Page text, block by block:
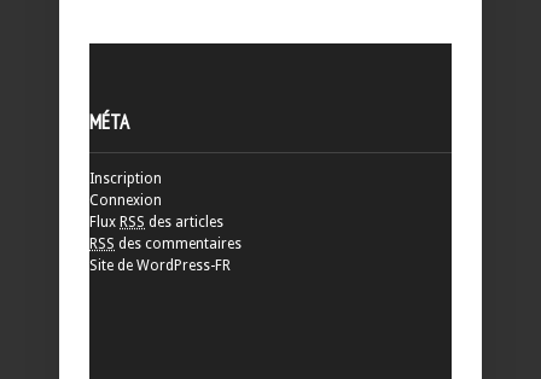
MÉTA
Inscription
Connexion
Flux RSS des articles
RSS des commentaires
Site de WordPress-FR